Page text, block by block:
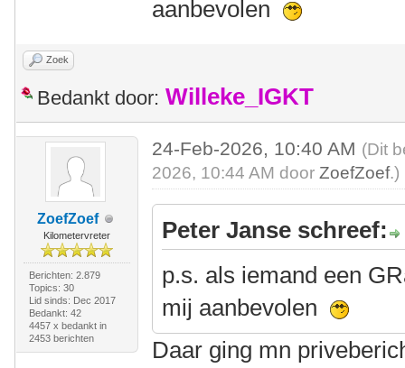
aanbevolen
Zoek
Bedankt door: Willeke_IGKT
ZoefZoef
Kilometervreter
Berichten: 2.879
Topics: 30
Lid sinds: Dec 2017
Bedankt: 42
4457 x bedankt in
2453 berichten
24-Feb-2026, 10:40 AM (Dit
2026, 10:44 AM doorZoefZoef.)
Peter Janse schreef:
p.s. als iemand een
mij aanbevolen
Daar ging mn